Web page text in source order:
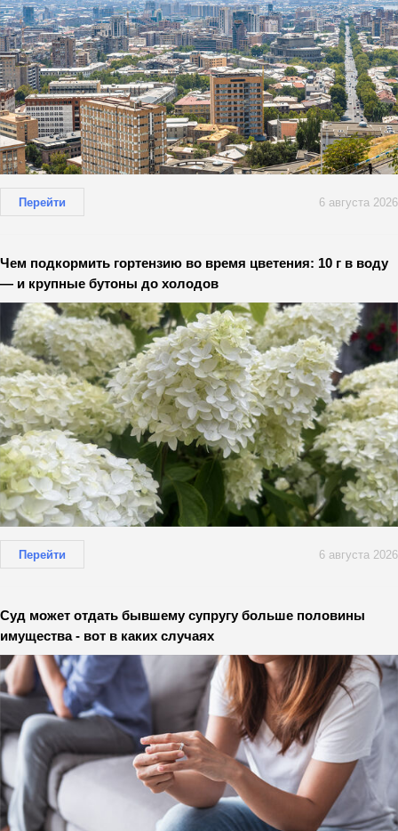
Перейти 6 августа 2026
Чем подкормить гортензию во время цветения: 10 г в воду
— и крупные бутоны до холодов
Перейти 6 августа 2026
Суд может отдать бывшему супругу больше половины
имущества - вот в каких случаях